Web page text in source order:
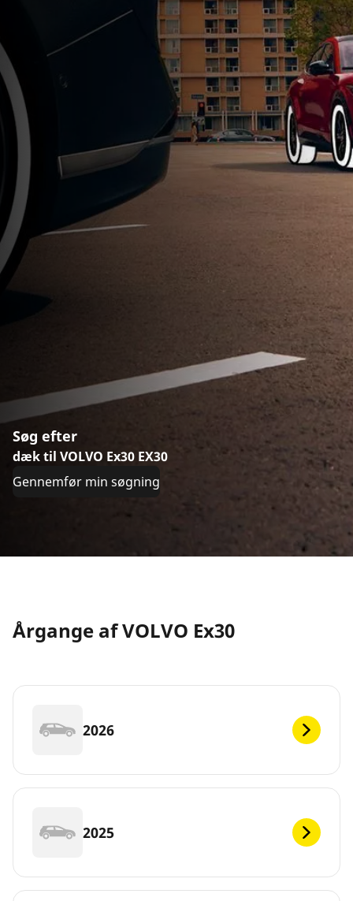
Søg efter
dæk til VOLVO Ex30 EX30
Gennemfør min søgning
Årgange af VOLVO Ex30
2026
2025